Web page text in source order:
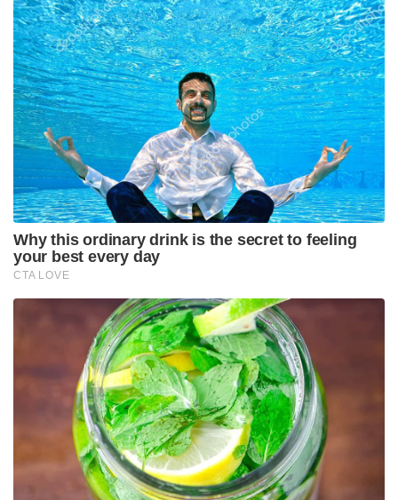
Why this ordinary drink is the secret to feeling
your best every day
CTA LOVE